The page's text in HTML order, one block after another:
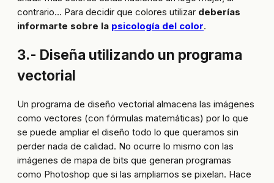
contrario… Para decidir que colores utilizar deberías
informarte sobre la psicología del color.
3.- Diseña utilizando un programa
vectorial
Un programa de diseño vectorial almacena las imágenes
como vectores (con fórmulas matemáticas) por lo que
se puede ampliar el diseño todo lo que queramos sin
perder nada de calidad. No ocurre lo mismo con las
imágenes de mapa de bits que generan programas
como Photoshop que si las ampliamos se pixelan. Hace